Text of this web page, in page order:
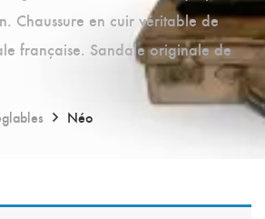
Chaussure en cuir véritable de
française. Sandale originale de
Néo